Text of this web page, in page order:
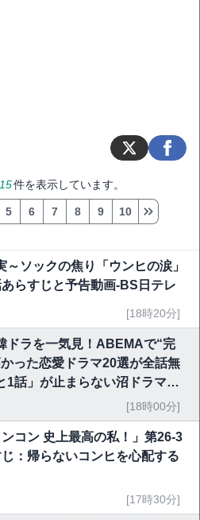
15件を表示しています。
5 6 7 8 9 10
～ソックの焦り「ウンヒの涙」
らすじと予告動画-BS日テレ
[18時20分]
ドラを一気見！ABEMAで“完
った恋愛ドラマ20選が全話無
話」が止まらない沼ドラマを
[18時00分]
コン 史上最高の私！」第26-3
：帰らないコンヒを心配する
[17時30分]